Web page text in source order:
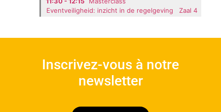
Eventveiligheid: inzicht in de regelgeving
Zaal 4
Inscrivez-vous à notre
newsletter